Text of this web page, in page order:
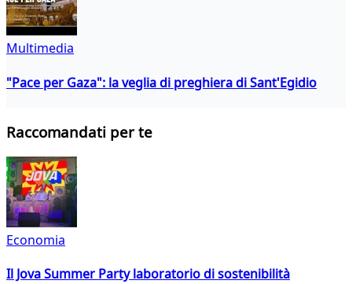
Multimedia
"Pace per Gaza": la veglia di preghiera di Sant'Egidio
Raccomandati per te
Economia
Il Jova Summer Party laboratorio di sostenibilità